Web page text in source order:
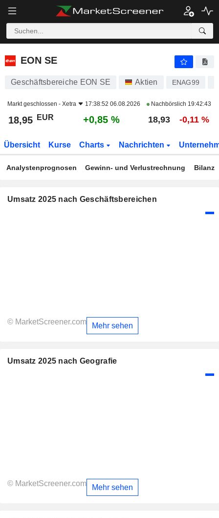
EON SE
EON SE
Geschäftsbereiche EON SE Aktien ENAG99
Markt geschlossen - Xetra 17:38:52 06.08.2026 Nachbörslich 19:42:43
18,95 EUR +0,85 % 18,93 -0,11 %
Übersicht Kurse Charts Nachrichten
Analystenprognosen Gewinn- und Verlustrechnung Bilanz
Umsatz 2025 nach Geschäftsbereichen
© MarketScreener.com Mehr sehen
Umsatz 2025 nach Geografie
© MarketScreener.com Mehr sehen